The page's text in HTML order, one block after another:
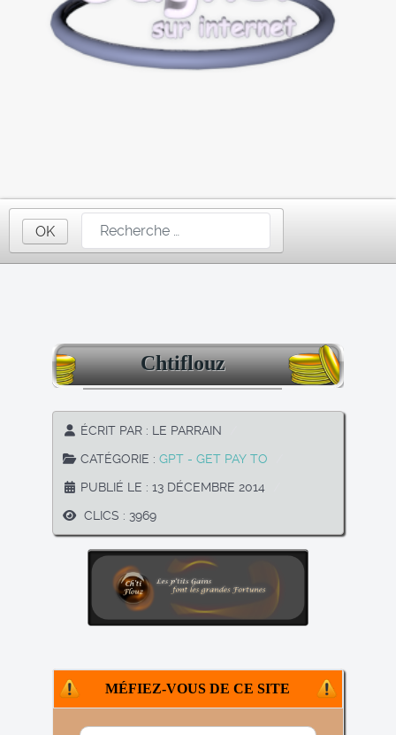
OK
Chtiflouz
ÉCRIT PAR : LE PARRAIN
CATÉGORIE : GPT - GET PAY TO
PUBLIÉ LE : 13 DÉCEMBRE 2014
CLICS : 3969
MÉFIEZ-VOUS DE CE SITE